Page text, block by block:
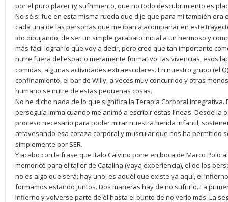
por el puro placer (y sufrimiento, que no todo descubrimiento es
No sé si fue en esta misma rueda que dije que para mí también era
cada una de las personas que me iban a acompañar en este
ido dibujando, de ser un simple garabato inicial a un hermoso y
más fácil lograr lo que voy a decir, pero creo que tan importante
nutre fuera del espacio meramente formativo: las vivencias, esos
comidas, algunas actividades extraescolares. En nuestro grupo (el
confinamiento, el bar de Willy, a veces muy concurrido y otras
humano se nutre de estas pequeñas cosas.
No he dicho nada de lo que significa la Terapia Corporal
perseguía Imma cuando me animó a escribir estas líneas. Desde la
proceso necesario para poder mirar nuestra herida infantil,
atravesando esa coraza corporal y muscular que nos ha permitido
simplemente por SER.
Y acabo con la frase que Italo Calvino pone en boca de Marco Polo
memoricé para el taller de Catalina (vaya experiencia), el de los
no es algo que será; hay uno, es aquél que existe ya aquí, el
formamos estando juntos. Dos maneras hay de no sufrirlo. La
infierno y volverse parte de él hasta el punto de no verlo más. La